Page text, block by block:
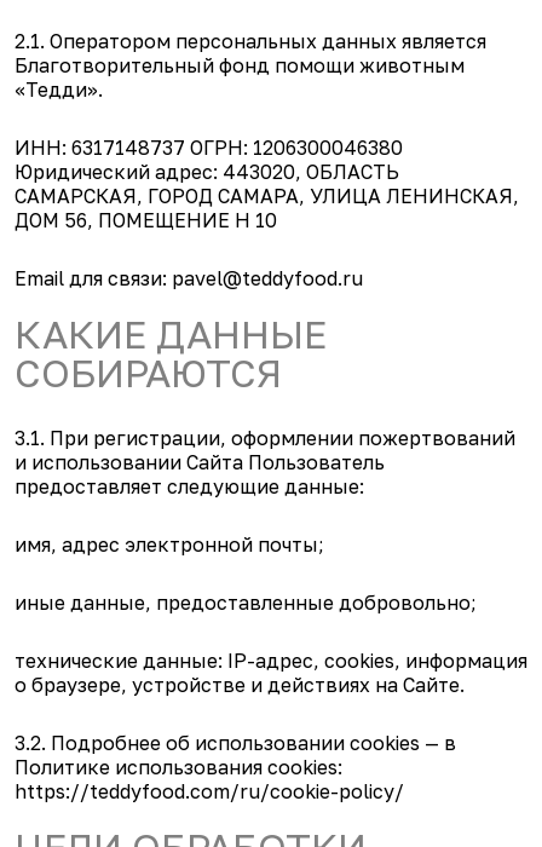
2.1. Оператором персональных данных является
Благотворительный фонд помощи животным
«Тедди».
ИНН: 6317148737 ОГРН: 1206300046380
Юридический адрес: 443020, ОБЛАСТЬ
САМАРСКАЯ, ГОРОД САМАРА, УЛИЦА ЛЕНИНСКАЯ,
ДОМ 56, ПОМЕЩЕНИЕ Н 10
Email для связи: pavel@teddyfood.ru
КАКИЕ ДАННЫЕ
СОБИРАЮТСЯ
3.1. При регистрации, оформлении пожертвований
и использовании Сайта Пользователь
предоставляет следующие данные:
имя, адрес электронной почты;
иные данные, предоставленные добровольно;
технические данные: IP-адрес, cookies, информация
о браузере, устройстве и действиях на Сайте.
3.2. Подробнее об использовании cookies — в
Политике использования cookies:
https://teddyfood.com/ru/cookie-policy/